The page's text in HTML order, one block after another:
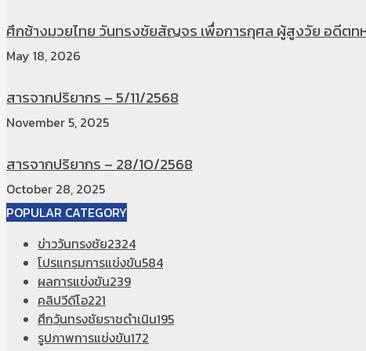
ศึกช้างมวยไทย วันทรงชัยสัญจร เพื่อการกุศล ผู้สูงวัย อดีตท
May 18, 2026
สารจากปริยากร – 5/11/2568
November 5, 2025
สารจากปริยากร – 28/10/2568
October 28, 2025
POPULAR CATEGORY
ข่าววันทรงชัย2324
โปรแกรมการแข่งขัน584
ผลการแข่งขัน239
คลิปวีดีโอ221
ศึกวันทรงชัยราชดำเนิน195
รูปภาพการแข่งขัน172